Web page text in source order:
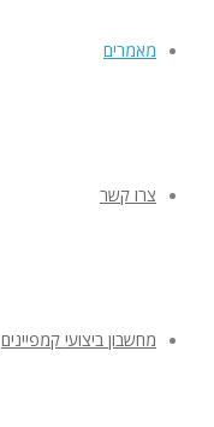
מאמרים
צרו קשר
מחשבון ביצועי קמפיינים